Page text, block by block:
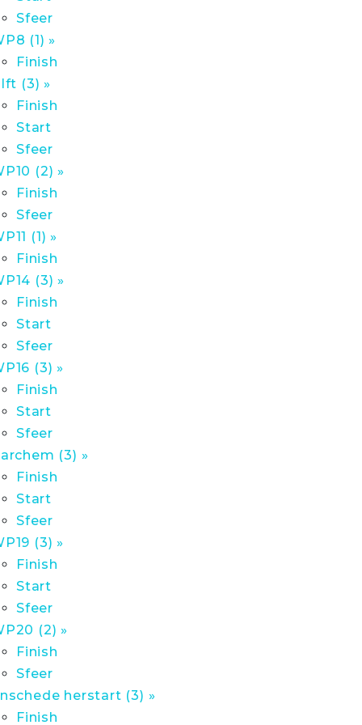
Sfeer
(1) »
Finish
(3) »
Finish
Start
Sfeer
(2) »
Finish
Sfeer
(1) »
Finish
(3) »
Finish
Start
Sfeer
(3) »
Finish
Start
Sfeer
(3) »
Finish
Start
Sfeer
(3) »
Finish
Start
Sfeer
(2) »
Finish
Sfeer
herstart (3) »
Finish